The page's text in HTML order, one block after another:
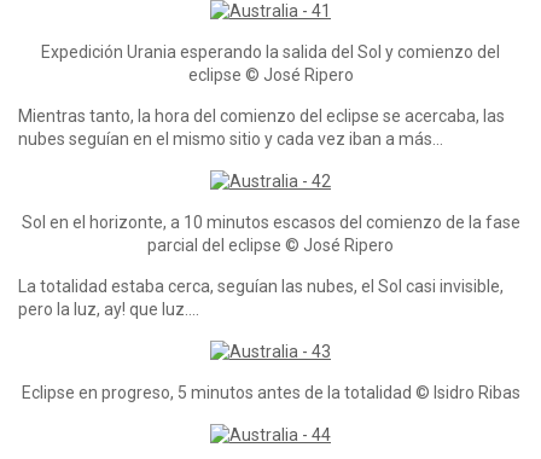
Expedición Urania esperando la salida del Sol y comienzo del
eclipse © José Ripero
Mientras tanto, la hora del comienzo del eclipse se acercaba, las
nubes seguían en el mismo sitio y cada vez iban a más…
Sol en el horizonte, a 10 minutos escasos del comienzo de la fase
parcial del eclipse © José Ripero
La totalidad estaba cerca, seguían las nubes, el Sol casi invisible,
pero la luz, ay! que luz….
Eclipse en progreso, 5 minutos antes de la totalidad © Isidro Ribas